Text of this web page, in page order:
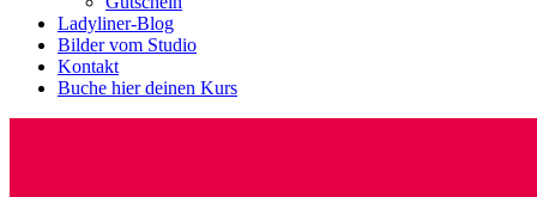
Ladyliner-Blog
Bilder vom Studio
Kontakt
Buche hier deinen Kurs